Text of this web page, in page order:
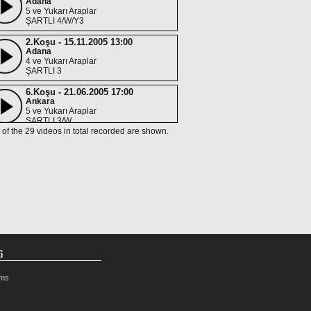
5 ve Yukarı Araplar
ŞARTLI 4/W/Y3
2.Koşu - 15.11.2005 13:00
Adana
4 ve Yukarı Araplar
ŞARTLI 3
6.Koşu - 21.06.2005 17:00
Ankara
5 ve Yukarı Araplar
ŞARTLI 3/W
of the 29 videos in total recorded are shown.